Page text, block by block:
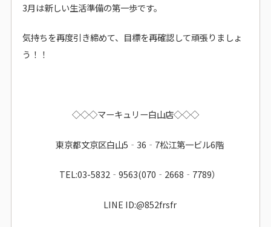
3月は新しい生活準備の第一歩です。
気持ちを再度引き締めて、目標を再確認して頑張りましょ
う！！
◇◇◇マーキュリー白山店◇◇◇
東京都文京区白山5‐36‐7松江第一ビル6階
TEL:03-5832‐9563(070‐2668‐7789）
LINE ID:@852frsfr